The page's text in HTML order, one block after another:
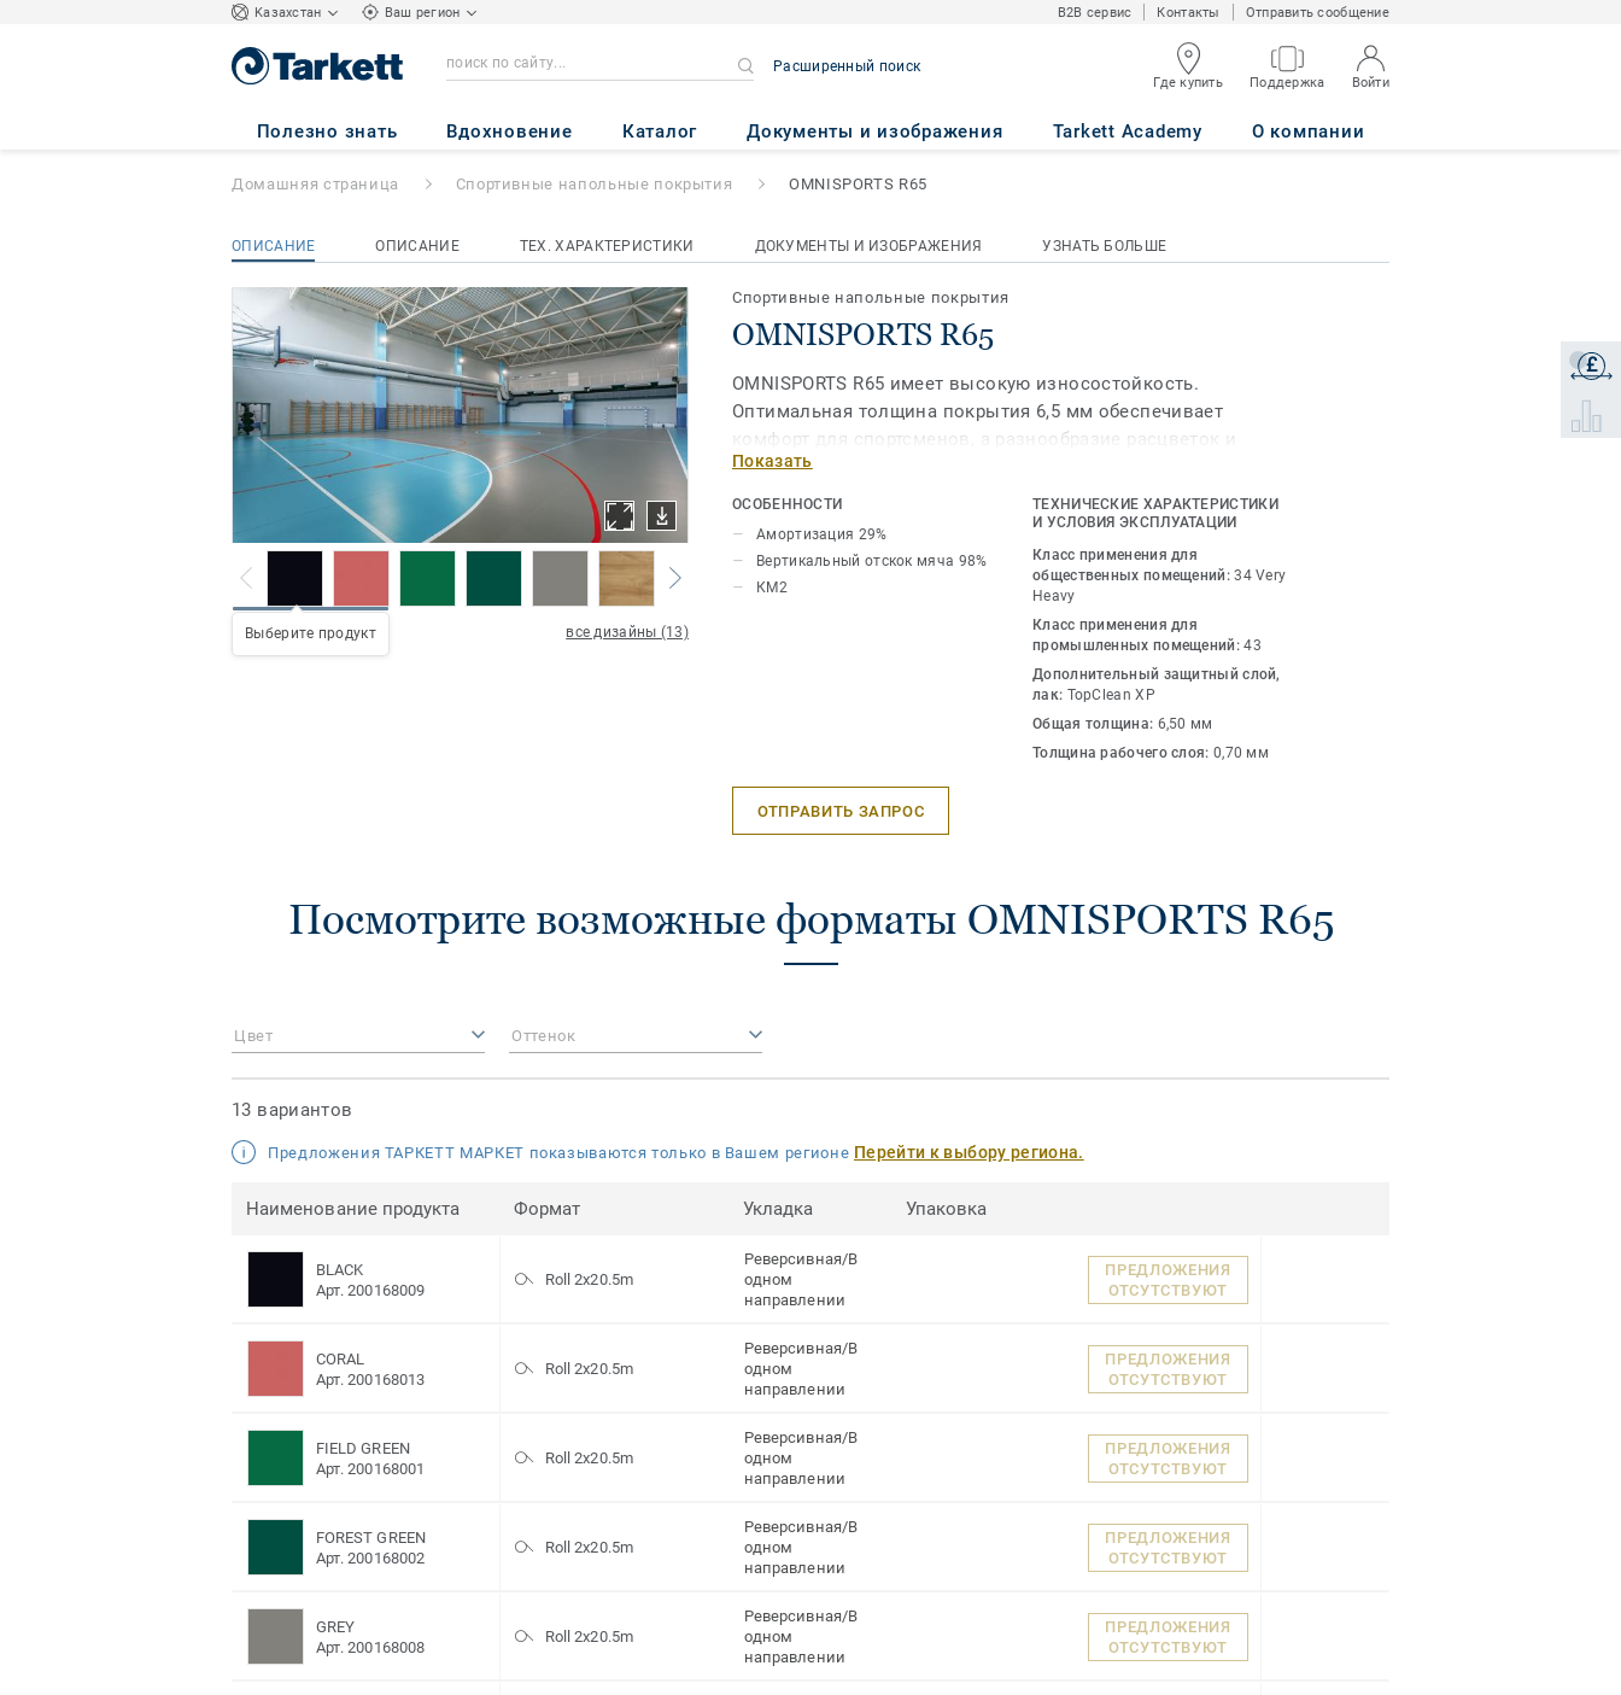
Kазахстан Ваш регион B2B сервис Контакты Отправить сообщение
Расширенный поиск
Где купить Поддержка Войти
Полезно знать Вдохновение Каталог Документы и изображения Tarkett Academy О компании
OMNISPORTS R65
£
Select
Домашняя страница Спортивные напольные покрытия OMNISPORTS R65
ОПИСАНИЕ ОПИСАНИЕ ТЕХ. ХАРАКТЕРИСТИКИ ДОКУМЕНТЫ И ИЗОБРАЖЕНИЯ УЗНАТЬ БОЛЬШЕ
Выберите продукт все дизайны (13)
Спортивные напольные покрытия
OMNISPORTS R65
OMNISPORTS R65 имеет высокую износостойкость.
Оптимальная толщина покрытия 6,5 мм обеспечивает
комфорт для спортсменов, а разнообразие расцветок и
гигиеничность покрытия делают эту коллекцию идеальной
для использования в универсальных спортивных залах,
предназначенных для занятий гимнастикой, общей
физической подготовкой и игровыми видами спорта.
Показать
ОСОБЕННОСТИ
Амортизация 29%
Вертикальный отскок мяча 98%
КМ2
ТЕХНИЧЕСКИЕ ХАРАКТЕРИСТИКИ
И УСЛОВИЯ ЭКСПЛУАТАЦИИ
Класс применения для
общественных помещений:34 Very
Heavy
Класс применения для
промышленных помещений:43
Дополнительный защитный слой,
лак: TopClean XP
Общая толщина: 6,50 мм
Толщина рабочего слоя: 0,70 мм
ОТПРАВИТЬ ЗАПРОС
Посмотрите возможные форматы OMNISPORTS R65
Цвет Оттенок
13 вариантов
Предложения ТАРКЕТТ МАРКЕТ показываются только в Вашем регионе Перейти к выбору региона.
Наименование продукта Формат Укладка Упаковка
BLACK
Арт. 200168009
Roll 2x20.5m
Реверсивная/В
одном
направлении
ПРЕДЛОЖЕНИЯ
ОТСУТСТВУЮТ
CORAL
Арт. 200168013
Roll 2x20.5m
Реверсивная/В
одном
направлении
ПРЕДЛОЖЕНИЯ
ОТСУТСТВУЮТ
FIELD GREEN
Арт. 200168001
Roll 2x20.5m
Реверсивная/В
одном
направлении
ПРЕДЛОЖЕНИЯ
ОТСУТСТВУЮТ
FOREST GREEN
Арт. 200168002
Roll 2x20.5m
Реверсивная/В
одном
направлении
ПРЕДЛОЖЕНИЯ
ОТСУТСТВУЮТ
GREY
Арт. 200168008
Roll 2x20.5m
Реверсивная/В
одном
направлении
ПРЕДЛОЖЕНИЯ
ОТСУТСТВУЮТ